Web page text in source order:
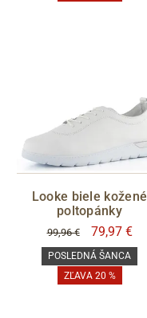
VYTEPLENÍ
áno
Looke biele kožené
poltopánky
99,96 € 79,97 €
POSLEDNÁ ŠANCA
ZĽAVA 20 %